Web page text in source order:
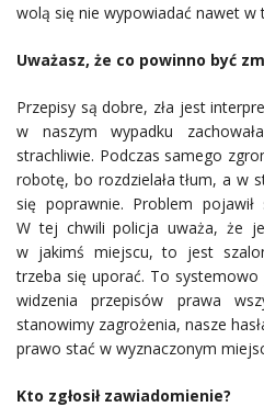
wolą się nie wypowiadać nawet w
Uważasz, że co powinno być
Przepisy są dobre, zła jest
w naszym wypadku
strachliwie. Podczas samego
robotę, bo rozdzielała tłum, a w
się poprawnie. Problem
W tej chwili policja uważa, że
w jakimś miejscu, to jest
trzeba się uporać. To
widzenia przepisów prawa
stanowimy zagrożenia, nasze
prawo stać w wyznaczonym
Kto zgłosił zawiadomienie?